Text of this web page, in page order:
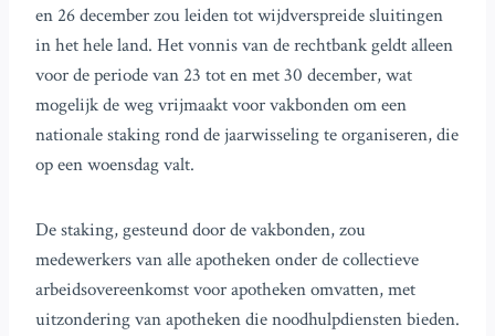
en 26 december zou leiden tot wijdverspreide sluitingen
in het hele land. Het vonnis van de rechtbank geldt alleen
voor de periode van 23 tot en met 30 december, wat
mogelijk de weg vrijmaakt voor vakbonden om een
nationale staking rond de jaarwisseling te organiseren, die
op een woensdag valt.
De staking, gesteund door de vakbonden, zou
medewerkers van alle apotheken onder de collectieve
arbeidsovereenkomst voor apotheken omvatten, met
uitzondering van apotheken die noodhulpdiensten bieden.